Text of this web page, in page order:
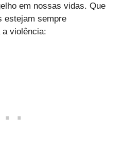
em nossas vidas. Que
estejam sempre
a violência: